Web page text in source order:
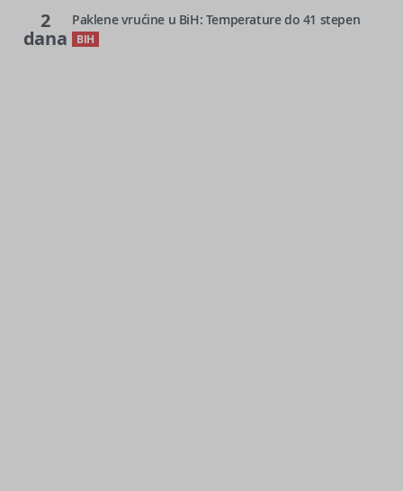
2
dana
Paklene vrućine u BiH: Temperature do 41 stepen
BIH